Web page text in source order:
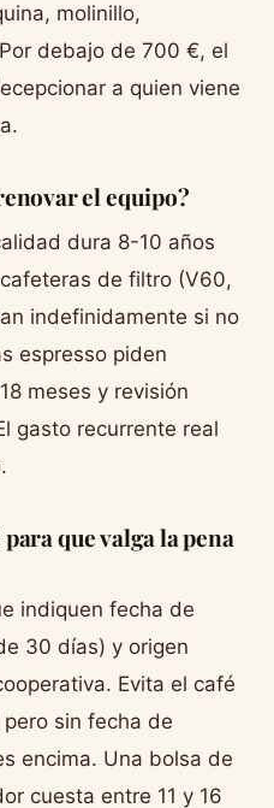
molinillo,
debajo de 700 €, el
a quien viene
el equipo?
dura 8-10 años
de filtro (V60,
indefinidamente si no
espresso piden
meses y revisión
gasto recurrente real
que valga la pena
indiquen fecha de
30 días) y origen
Evita el café
sin fecha de
encima. Una bolsa de
cuesta entre 11 y 16